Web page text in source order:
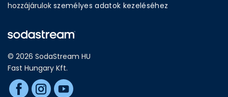
hozzájárulok személyes adatok kezeléséhez
© 2026 SodaStream HU
Fast Hungary Kft.